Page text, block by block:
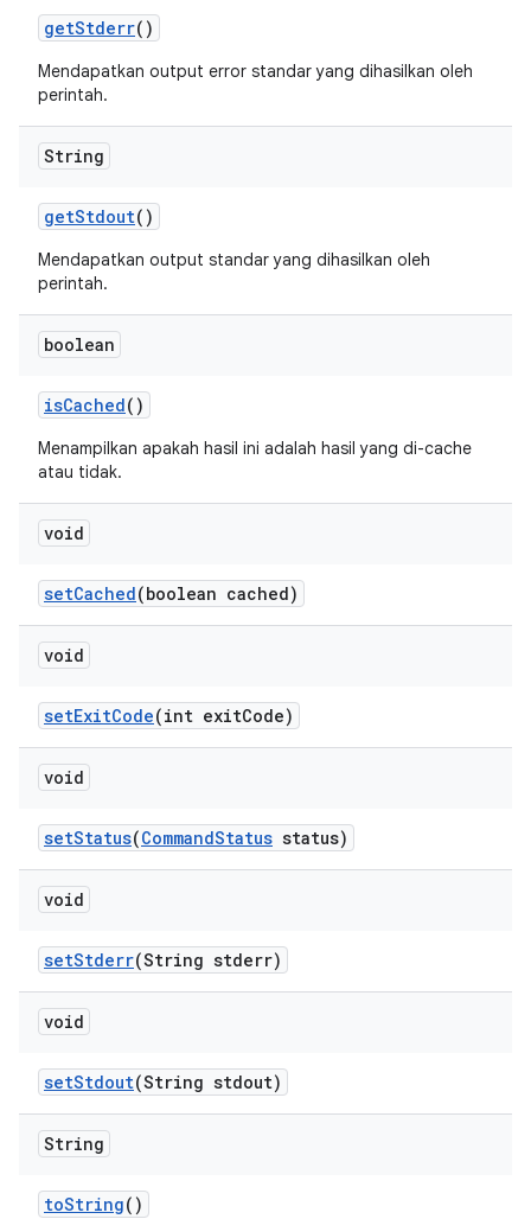
getStderr()
Mendapatkan output error standar yang dihasilkan oleh
perintah.
String
getStdout()
Mendapatkan output standar yang dihasilkan oleh
perintah.
boolean
isCached()
Menampilkan apakah hasil ini adalah hasil yang di-cache
atau tidak.
void
setCached(boolean cached)
void
setExitCode(int exitCode)
void
setStatus(CommandStatus status)
void
setStderr(String stderr)
void
setStdout(String stdout)
String
toString()